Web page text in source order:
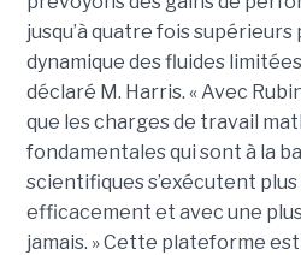
jusqu’à quatre fois
dynamique des fluides
déclaré M. Harris. « Avec
que les charges de travail
fondamentales qui sont à la
scientifiques s’exécutent
efficacement et avec une
jamais. »Cette plateforme